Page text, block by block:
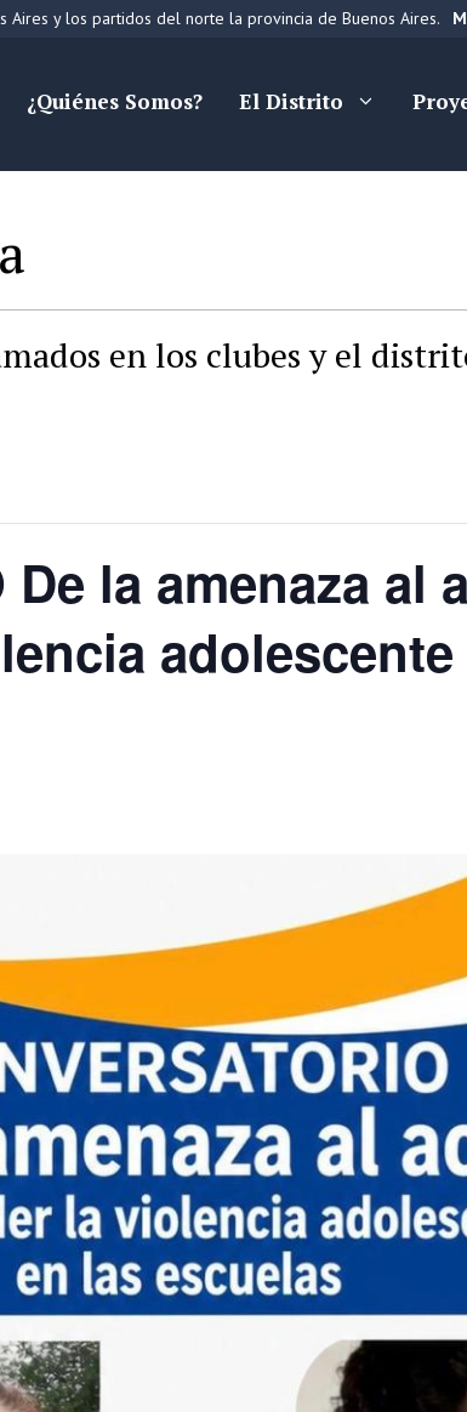
Aires y los partidos del norte la provincia de Buenos Aires.
¿Quiénes Somos? El Distrito
en los clubes y el
De la amenaza al